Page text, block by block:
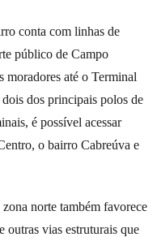
conta com linhas de
público de Campo
moradores até o Terminal
dos principais polos de
é possível acessar
o bairro Cabreúva e
norte também favorece
outras vias estruturais que